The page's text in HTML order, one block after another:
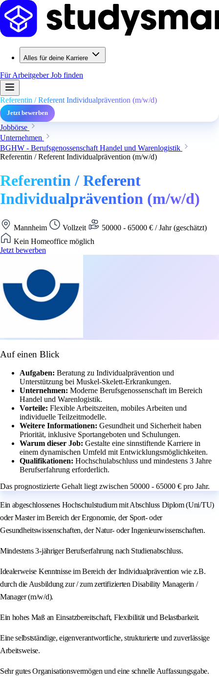
Alles für deine Karriere
Für ArbeitgeberJob finden
Referentin / Referent Individualprävention (m/w/d)
Jetzt bewerben
Jobbörse
Unternehmen
BGHW - Berufsgenossenschaft Handel und Warenlogistik
Referentin / Referent Individualprävention (m/w/d)
Referentin / Referent
Individualprävention (m/w/d)
Mannheim Vollzeit
50000 - 65000 € / Jahr (geschätzt)
Kein Homeoffice möglich
Jetzt bewerben
Auf einen Blick
Aufgaben: Beratung zu Individualprävention und
Unterstützung bei Muskel-Skelett-Erkrankungen.
Unternehmen: Moderne Berufsgenossenschaft im Bereich
Handel und Warenlogistik.
Vorteile: Flexible Arbeitszeiten, mobiles Arbeiten und
individuelle Teilzeitmodelle.
Weitere Informationen: Gesundheit und Sicherheit haben
Priorität, inklusive Sportangeboten und Schulungen.
Warum dieser Job: Gestalte eine sinnstiftende Karriere in
einem dynamischen Umfeld mit Entwicklungsmöglichkeiten.
Qualifikationen: Hochschulabschluss und mindestens 3 Jahre
Berufserfahrung erforderlich.
Das prognostizierte Gehalt liegt zwischen 50000 - 65000 € pro Jahr.
Ein abgeschlossenes Hochschulstudium mit Abschluss Diplom (Uni/TU)
oder Master im Bereich der Ergonomie, der Sport- oder
Gesundheitswissenschaften, der Natur- oder Ingenieurwissenschaften.
Mindestens 3-jähriger Berufserfahrung nach Studienabschluss.
Idealerweise Kenntnisse im Bereich der Individualprävention wie z.B.
durch die Ausbildung zur / zum zertifizierten Disability Managerin /
Manager (m/w/d).
Ein hohes Maß an Einsatzbereitschaft, Flexibilität und Belastbarkeit.
Eine selbstständige, eigenverantwortliche, strukturierte und zuverlässige
Arbeitsweise.
Sehr gutes Organisationsvermögen und eine schnelle Auffassungsgabe.